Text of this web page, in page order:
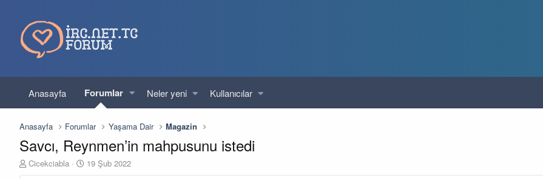
Anasayfa Forumlar Neler yeni Kullanıcılar
Anasayfa Forumlar Yaşama Dair Magazin
Savcı, Reynmen’in mahpusunu istedi
K
Cicekciabla
B
19 Şub 2022